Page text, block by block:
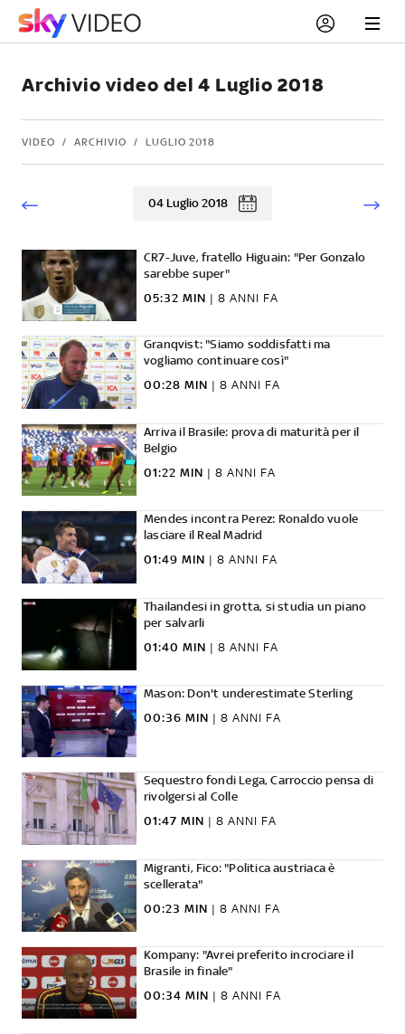
Archivio video del 4 Luglio 2018
VIDEO ARCHIVIO LUGLIO 2018
04 Luglio 2018
CR7-Juve, fratello Higuain: "Per Gonzalo
sarebbe super"
05:32 MIN | 8 ANNI FA
Granqvist: "Siamo soddisfatti ma
vogliamo continuare così"
00:28 MIN | 8 ANNI FA
Arriva il Brasile: prova di maturità per il
Belgio
01:22 MIN | 8 ANNI FA
Mendes incontra Perez: Ronaldo vuole
lasciare il Real Madrid
01:49 MIN | 8 ANNI FA
Thailandesi in grotta, si studia un piano
per salvarli
01:40 MIN | 8 ANNI FA
Mason: Don't underestimate Sterling
00:36 MIN | 8 ANNI FA
Sequestro fondi Lega, Carroccio pensa di
rivolgersi al Colle
01:47 MIN | 8 ANNI FA
Migranti, Fico: "Politica austriaca è
scellerata"
00:23 MIN | 8 ANNI FA
Kompany: "Avrei preferito incrociare il
Brasile in finale"
00:34 MIN | 8 ANNI FA